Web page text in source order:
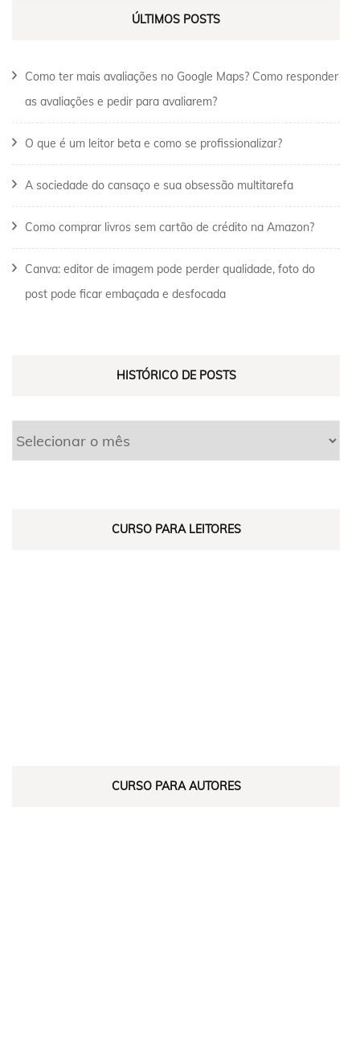
ÚLTIMOS POSTS
Como ter mais avaliações no Google Maps? Como responder
as avaliações e pedir para avaliarem?
O que é um leitor beta e como se profissionalizar?
A sociedade do cansaço e sua obsessão multitarefa
Como comprar livros sem cartão de crédito na Amazon?
Canva: editor de imagem pode perder qualidade, foto do
post pode ficar embaçada e desfocada
HISTÓRICO DE POSTS
CURSO PARA LEITORES
CURSO PARA AUTORES